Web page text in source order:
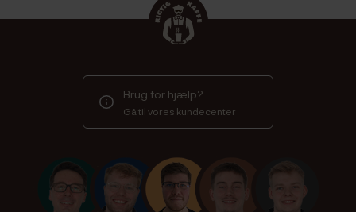
Brug for hjælp?
Gå til vores kundecenter